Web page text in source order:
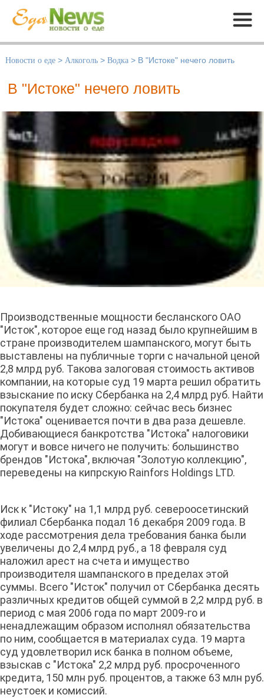
Меню
Новости о еде > Алкоголь > Водка > В "Истоке" нечего ловить
В "Истоке" нечего ловить
Производственные мощности бесланского ОАО
"Исток", которое еще год назад было крупнейшим в
стране производителем шампанского, могут быть
выставлены на публичные торги с начальной ценой
2,8 млрд руб. Такова залоговая стоимость активов
компании, на которые суд 19 марта решил обратить
взыскание по иску Сбербанка на 2,4 млрд руб. Найти
покупателя будет сложно: сейчас весь бизнес
"Истока" оценивается почти в два раза дешевле.
Добивающиеся банкротства "Истока" налоговики
могут и вовсе ничего не получить: большинство
брендов "Истока", включая "Золотую коллекцию",
переведены на кипрскую Rainfors Holdings LTD.
Иск к "Истоку" на 1,1 млрд руб. североосетинский
филиал Сбербанка подал 16 декабря 2009 года. В
ходе рассмотрения дела требования банка были
увеличены до 2,4 млрд руб., а 18 февраля суд
наложил арест на счета и имущество
производителя шампанского в пределах этой
суммы. Всего "Исток" получил от Сбербанка десять
различных кредитов общей суммой в 2,2 млрд руб. в
период с мая 2006 года по март 2009-го и
ненадлежащим образом исполнял обязательства
по ним, сообщается в материалах суда. 19 марта
суд удовлетворил иск банка в полном объеме,
взыскав с "Истока" 2,2 млрд руб. просроченного
кредита, 150 млн руб. процентов, а также 63 млн руб.
неустоек и комиссий.